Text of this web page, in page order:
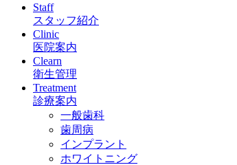
Staff
スタッフ紹介
Clinic
医院案内
Clearn
衛生管理
Treatment
診療案内
一般歯科
歯周病
インプラント
ホワイトニング